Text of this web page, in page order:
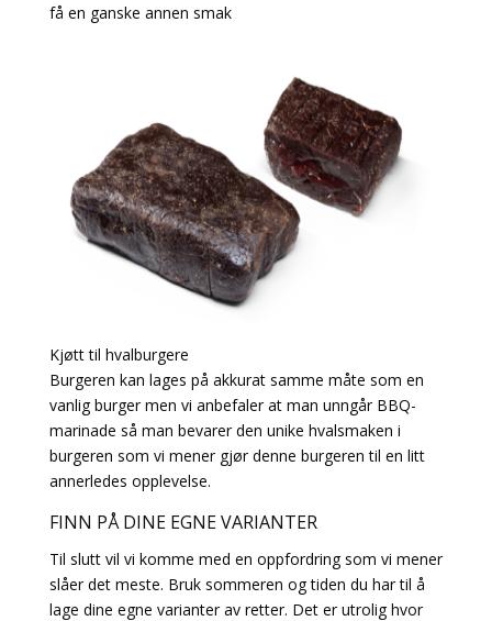
få en ganske annen smak
Kjøtt til hvalburgere
Burgeren kan lages på akkurat samme måte som en
vanlig burger men vi anbefaler at man unngår BBQ-
marinade så man bevarer den unike hvalsmaken i
burgeren som vi mener gjør denne burgeren til en litt
annerledes opplevelse.
FINN PÅ DINE EGNE VARIANTER
Til slutt vil vi komme med en oppfordring som vi mener
slåer det meste. Bruk sommeren og tiden du har til å
lage dine egne varianter av retter. Det er utrolig hvor